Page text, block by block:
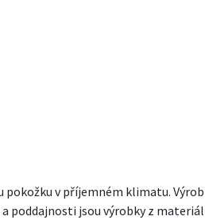
v příjemném klimatu.
poddajnosti jsou výrobky z